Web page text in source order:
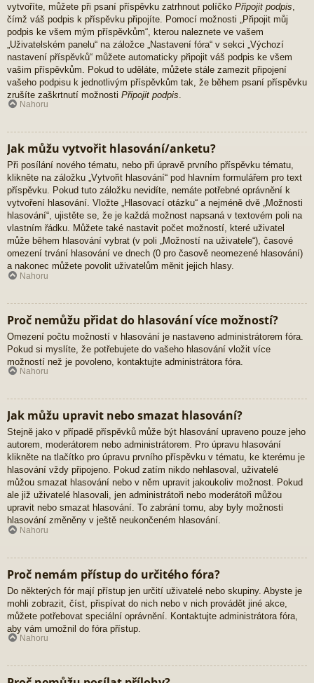
vytvoříte, můžete při psaní příspěvku zatrhnout políčko Připojit podpis
čímž váš podpis k příspěvku připojíte. Pomocí možnosti „Připojit můj
podpis ke všem mým příspěvkům“, kterou naleznete ve vašem
„Uživatelském panelu“ na záložce „Nastavení fóra“ v sekci „Výchozí
nastavení příspěvků“ můžete automaticky připojit váš podpis ke všem
vašim příspěvkům. Pokud to uděláte, můžete stále zamezit připojení
vašeho podpisu k jednotlivým příspěvkům tak, že během psaní příspěvku
zrušíte zaškrtnutí možnosti Připojit podpis
Nahoru
Jak můžu vytvořit hlasování/anketu?
Při posílání nového tématu, nebo při úpravě prvního příspěvku tématu,
klikněte na záložku „Vytvořit hlasování“ pod hlavním formulářem pro text
příspěvku. Pokud tuto záložku nevidíte, nemáte potřebné oprávnění k
vytvoření hlasování. Vložte „Hlasovací otázku“ a nejméně dvě „Možnosti
hlasování“, ujistěte se, že je každá možnost napsaná v textovém poli na
vlastním řádku. Můžete také nastavit počet možností, které uživatel
může během hlasování vybrat (v poli „Možností na uživatele“), časové
omezení trvání hlasování ve dnech (0 pro časově neomezené hlasování)
a nakonec můžete povolit uživatelům měnit jejich hlasy.
Nahoru
Proč nemůžu přidat do hlasování více možností?
Omezení počtu možností v hlasování je nastaveno administrátorem fóra.
Pokud si myslíte, že potřebujete do vašeho hlasování vložit více
možností než je povoleno, kontaktujte administrátora fóra.
Nahoru
Jak můžu upravit nebo smazat hlasování?
Stejně jako v případě příspěvků může být hlasování upraveno pouze jeho
autorem, moderátorem nebo administrátorem. Pro úpravu hlasování
klikněte na tlačítko pro úpravu prvního příspěvku v tématu, ke kterému je
hlasování vždy připojeno. Pokud zatím nikdo nehlasoval, uživatelé
můžou smazat hlasování nebo v něm upravit jakoukoliv možnost. Pokud
ale již uživatelé hlasovali, jen administrátoři nebo moderátoři můžou
upravit nebo smazat hlasování. To zabrání tomu, aby byly možnosti
hlasování změněny v ještě neukončeném hlasování.
Nahoru
Proč nemám přístup do určitého fóra?
Do některých fór mají přístup jen určití uživatelé nebo skupiny. Abyste je
mohli zobrazit, číst, přispívat do nich nebo v nich provádět jiné akce,
můžete potřebovat speciální oprávnění. Kontaktujte administrátora fóra,
aby vám umožnil do fóra přístup.
Nahoru